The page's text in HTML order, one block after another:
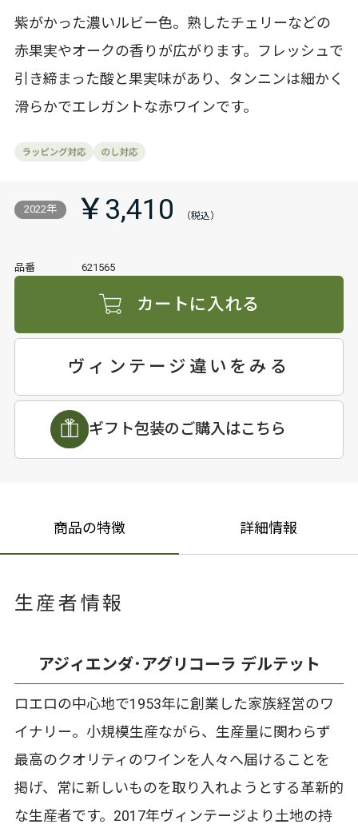
紫がかった濃いルビー色。熟したチェリーなどの
赤果実やオークの香りが広がります。フレッシュで
引き締まった酸と果実味があり、タンニンは細かく
滑らかでエレガントな赤ワインです。
2022年 ￥3,410
品番 621565
カートに入れる
ヴィンテージ違いをみる
ギフト包装のご購入はこちら
商品の特徴 詳細情報
生産者情報
アジィエンダ･アグリコーラ デルテット
ロエロの中心地で1953年に創業した家族経営のワ
イナリー。小規模生産ながら、生産量に関わらず
最高のクオリティのワインを人々へ届けることを
掲げ、常に新しいものを取り入れようとする革新的
な生産者です。2017年ヴィンテージより土地の持